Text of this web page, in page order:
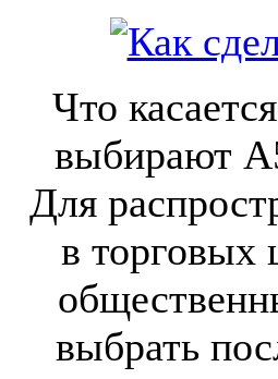
Что
выбирают
Для
в торговых
выбрать